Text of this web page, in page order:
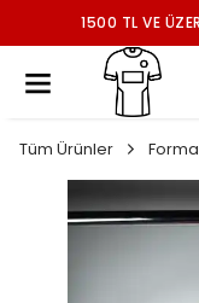
ÜCRETSİZ
Tüm Ürünler Forma